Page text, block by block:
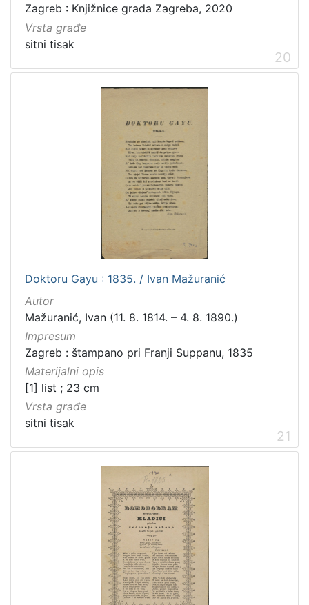
Zagreb : Knjižnice grada Zagreba, 2020
Vrsta građe
sitni tisak
20
Doktoru Gayu : 1835. / Ivan Mažuranić
Autor
Mažuranić, Ivan (11. 8. 1814. – 4. 8. 1890.)
Impresum
Zagreb : štampano pri Franji Suppanu, 1835
Materijalni opis
[1] list ; 23 cm
Vrsta građe
sitni tisak
21